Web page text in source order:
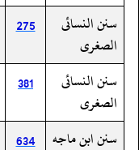
سنن النسائى
الصغرى
275
سنن النسائى
الصغرى
381
سنن ابن ماجه
634